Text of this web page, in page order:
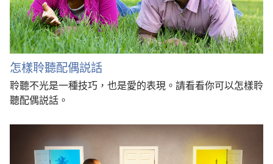
怎樣聆聽配偶説話
聆聽不光是一種技巧，也是愛的表現。請看看你可以怎樣聆
聽配偶説話。